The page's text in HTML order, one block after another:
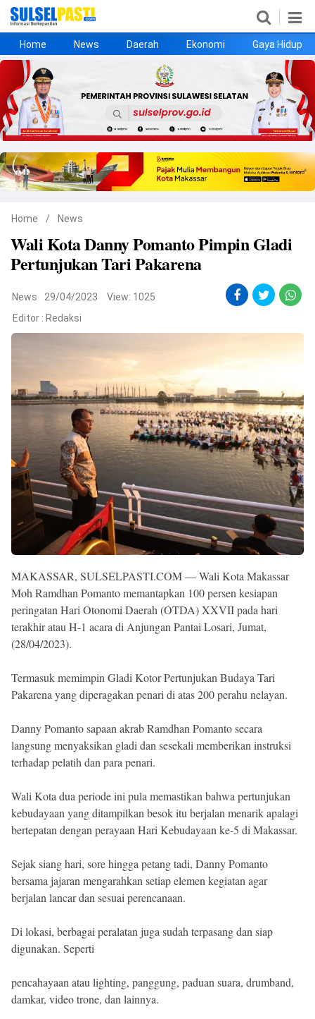
Home
News
Daerah
Ekonomi
Gaya Hidup
Kesehatan
Metro
Nasional
Hukrim
Olahraga
Politik
UMKM
Opini
©
Copyright
2026
Sulselpasti.com
All
Reserved
Home News Daerah Ekonomi Gaya Hidup
Home / News
Wali Kota Danny Pomanto Pimpin Gladi
Pertunjukan Tari Pakarena
News 29/04/2023
View: 1025
Editor : Redaksi
MAKASSAR, SULSELPASTI.COM — Wali Kota Makassar
Moh Ramdhan Pomanto memantapkan 100 persen kesiapan
peringatan Hari Otonomi Daerah (OTDA) XXVII pada hari
terakhir atau H-1 acara di Anjungan Pantai Losari, Jumat,
(28/04/2023).
Termasuk memimpin Gladi Kotor Pertunjukan Budaya Tari
Pakarena yang diperagakan penari di atas 200 perahu nelayan.
Danny Pomanto sapaan akrab Ramdhan Pomanto secara
langsung menyaksikan gladi dan sesekali memberikan instruksi
terhadap pelatih dan para penari.
Wali Kota dua periode ini pula memastikan bahwa pertunjukan
kebudayaan yang ditampilkan besok itu berjalan menarik apalagi
bertepatan dengan perayaan Hari Kebudayaan ke-5 di Makassar.
Sejak siang hari, sore hingga petang tadi, Danny Pomanto
bersama jajaran mengarahkan setiap elemen kegiatan agar
berjalan lancar dan sesuai perencanaan.
Di lokasi, berbagai peralatan juga sudah terpasang dan siap
digunakan. Seperti
pencahayaan atau lighting, panggung, paduan suara, drumband,
damkar, video trone, dan lainnya.